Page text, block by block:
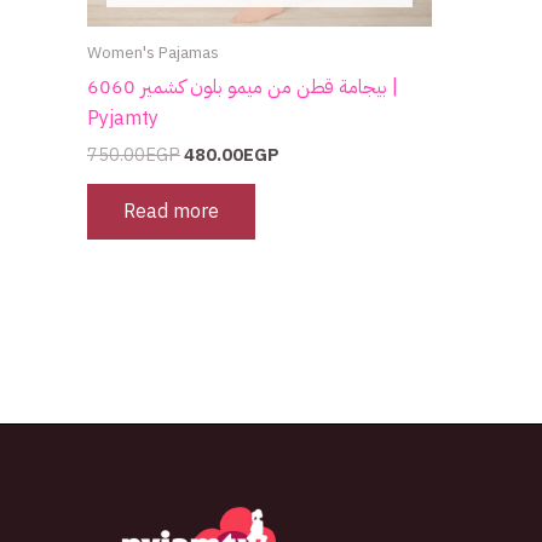
Women's Pajamas
بيجامة قطن من ميمو بلون كشمير 6060 |
Pyjamty
750.00EGP480.00EGP
Read more